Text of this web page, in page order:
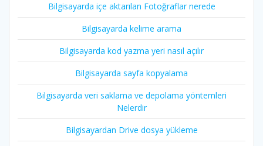
Bilgisayarda içe aktarılan Fotoğraflar nerede
Bilgisayarda kelime arama
Bilgisayarda kod yazma yeri nasıl açılır
Bilgisayarda sayfa kopyalama
Bilgisayarda veri saklama ve depolama yöntemleri
Nelerdir
Bilgisayardan Drive dosya yükleme